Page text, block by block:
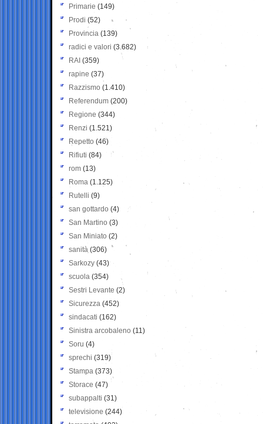
Primarie (149)
Prodi (52)
Provincia (139)
radici e valori (3.682)
RAI (359)
rapine (37)
Razzismo (1.410)
Referendum (200)
Regione (344)
Renzi (1.521)
Repetto (46)
Rifiuti (84)
rom (13)
Roma (1.125)
Rutelli (9)
san gottardo (4)
San Martino (3)
San Miniato (2)
sanità (306)
Sarkozy (43)
scuola (354)
Sestri Levante (2)
Sicurezza (452)
sindacati (162)
Sinistra arcobaleno (11)
Soru (4)
sprechi (319)
Stampa (373)
Storace (47)
subappalti (31)
televisione(244)